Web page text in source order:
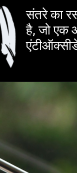
संतरे का
है, जो एक